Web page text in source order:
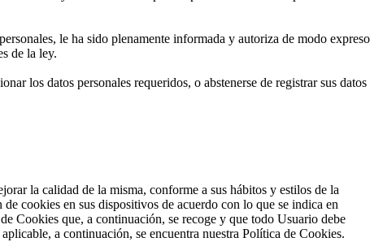
le ha sido plenamente informada y autoriza de modo expreso
de la ley.
los datos personales requeridos, o abstenerse de registrar sus datos
la calidad de la misma, conforme a sus hábitos y estilos de la
cookies en sus dispositivos de acuerdo con lo que se indica en
Cookies que, a continuación, se recoge y que todo Usuario debe
a continuación, se encuentra nuestra Política de Cookies.